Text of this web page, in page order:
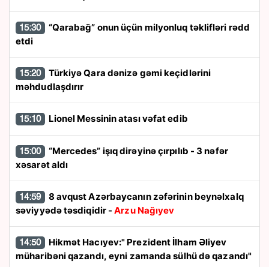
15:30
etdi
15:20
məhdudlaşdırır
15:10 Lionel Messinin atası vəfat edib
15:00
xəsarət aldı
14:59
səviyyədə təsdiqidir -Arzu Nağıyev
14:50
müharibəni qazandı, eyni zamanda sülhü də qazandı"